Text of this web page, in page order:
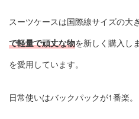
スーツケースは国際線サイズの大
で軽量で頑丈な物を新しく購入し
を愛用しています。
日常使いはバックパックが1番楽。